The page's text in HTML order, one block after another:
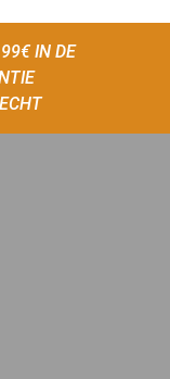
IN DE